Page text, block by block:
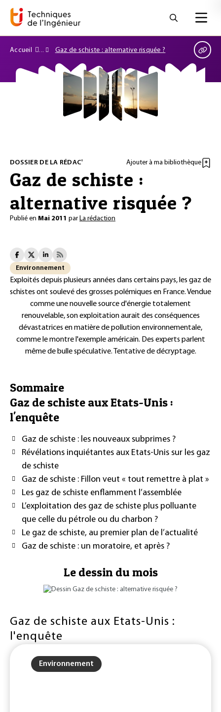
Accueil Gaz de schiste : alternative risquée ?
DOSSIER DE LA RÉDAC' Ajouter à ma bibliothèque
Gaz de schiste :
alternative risquée ?
Publié en Mai 2011 parLa rédaction
Environnement
Exploités depuis plusieurs années dans certains pays, les gaz de
schistes ont soulevé des grosses polémiques en France. Vendue
comme une nouvelle source d'énergie totalement
renouvelable, son exploitation aurait des conséquences
dévastatrices en matière de pollution environnementale,
comme le montre l'exemple américain. Des experts parlent
même de bulle spéculative. Tentative de décryptage.
Sommaire
Gaz de schiste aux Etats-Unis :
l'enquête
Gaz de schiste : les nouveaux subprimes ?
Révélations inquiétantes aux Etats-Unis sur les gaz
de schiste
Gaz de schiste : Fillon veut « tout remettre à plat »
Les gaz de schiste enflamment l’assemblée
L’exploitation des gaz de schiste plus polluante
que celle du pétrole ou du charbon ?
Le gaz de schiste, au premier plan de l’actualité
Gaz de schiste : un moratoire, et après ?
Le dessin du mois
Gaz de schiste aux Etats-Unis :
l'enquête
Environnement